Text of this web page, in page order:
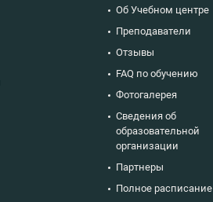
Об Учебном центре
Преподаватели
Отзывы
FAQ по обучению
Фотогалерея
Сведения об
образовательной
организации
Партнеры
Полное расписание